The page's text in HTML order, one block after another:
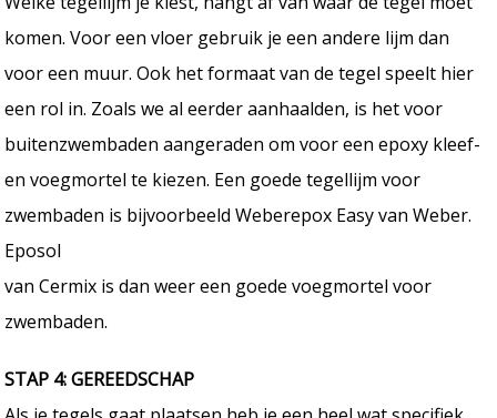
komen. Voor een vloer gebruik je een andere lijm dan
voor een muur. Ook het formaat van de tegel speelt hier
een rol in. Zoals we al eerder aanhaalden, is het voor
buitenzwembaden aangeraden om voor een epoxy kleef-
en voegmortel te kiezen. Een goede tegellijm voor
zwembaden is bijvoorbeeld Weberepox Easy van Weber.
Eposol
van Cermix is dan weer een goede voegmortel voor
zwembaden.
STAP 4: GEREEDSCHAP